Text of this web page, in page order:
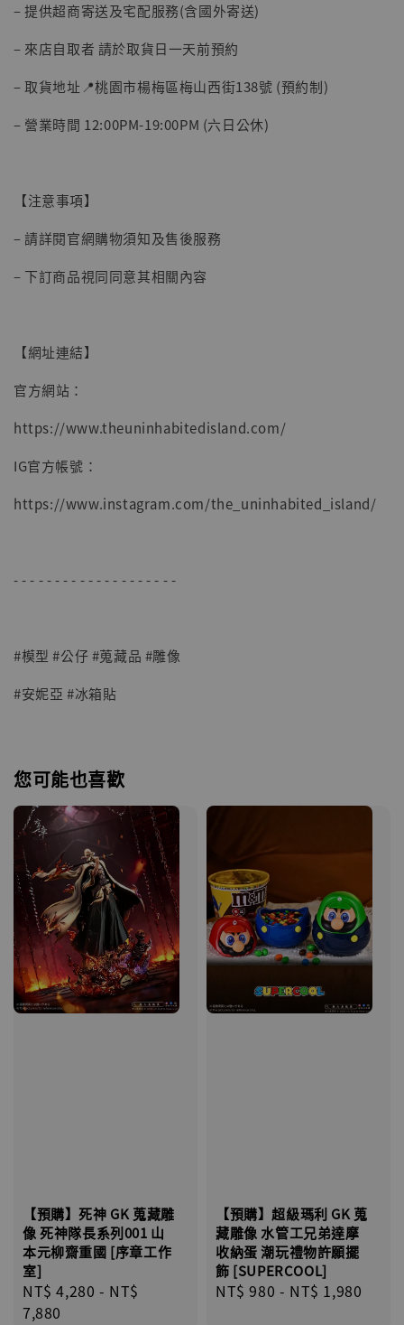
– 提供超商寄送及宅配服務(含國外寄送)
– 來店自取者 請於取貨日一天前預約
– 取貨地址📍桃園市楊梅區梅山西街138號 (預約制)
– 營業時間 12:00PM-19:00PM (六日公休)
【注意事項】
– 請詳閱官網購物須知及售後服務
– 下訂商品視同同意其相關內容
【網址連結】
官方網站：
https://www.theuninhabitedisland.com/
IG官方帳號：
https://www.instagram.com/the_uninhabited_island/
- - - - - - - - - - - - - - - - - - - -
#模型 #公仔 #蒐藏品 #雕像
#安妮亞 #冰箱貼
您可能也喜歡
【預購】死神 GK 蒐藏雕
像 死神隊長系列001 山
本元柳齋重國 [序章工作
室]
Regular
price
NT$ 4,280 - NT$
7,880
【預購】超級瑪利 GK 蒐
藏雕像 水管工兄弟達摩
收納蛋 潮玩禮物許願擺
飾 [SUPERCOOL]
Regular
NT$ 980 - NT$ 1,980